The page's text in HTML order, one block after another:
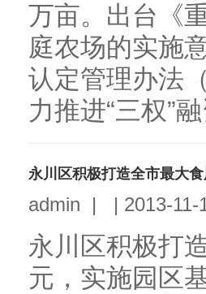
万亩。出台《
庭农场的实施
认定管理办法
力推进“三权”
永川区积极打造全市最大
admin | | 2013-11-
永川区积极打
元，实施园区